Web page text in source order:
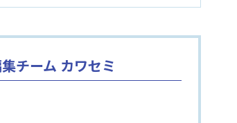
チーム カワセミ